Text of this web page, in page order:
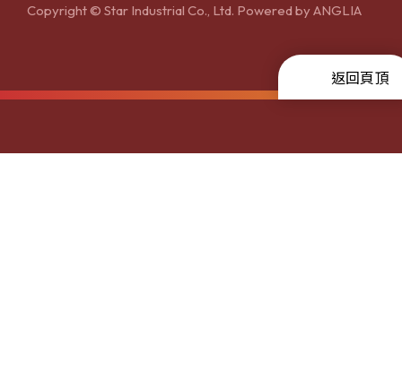
Copyright © Star Industrial Co., Ltd. Powered byANGLIA
返回頁頂